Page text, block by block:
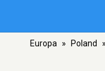
Europa » Poland »